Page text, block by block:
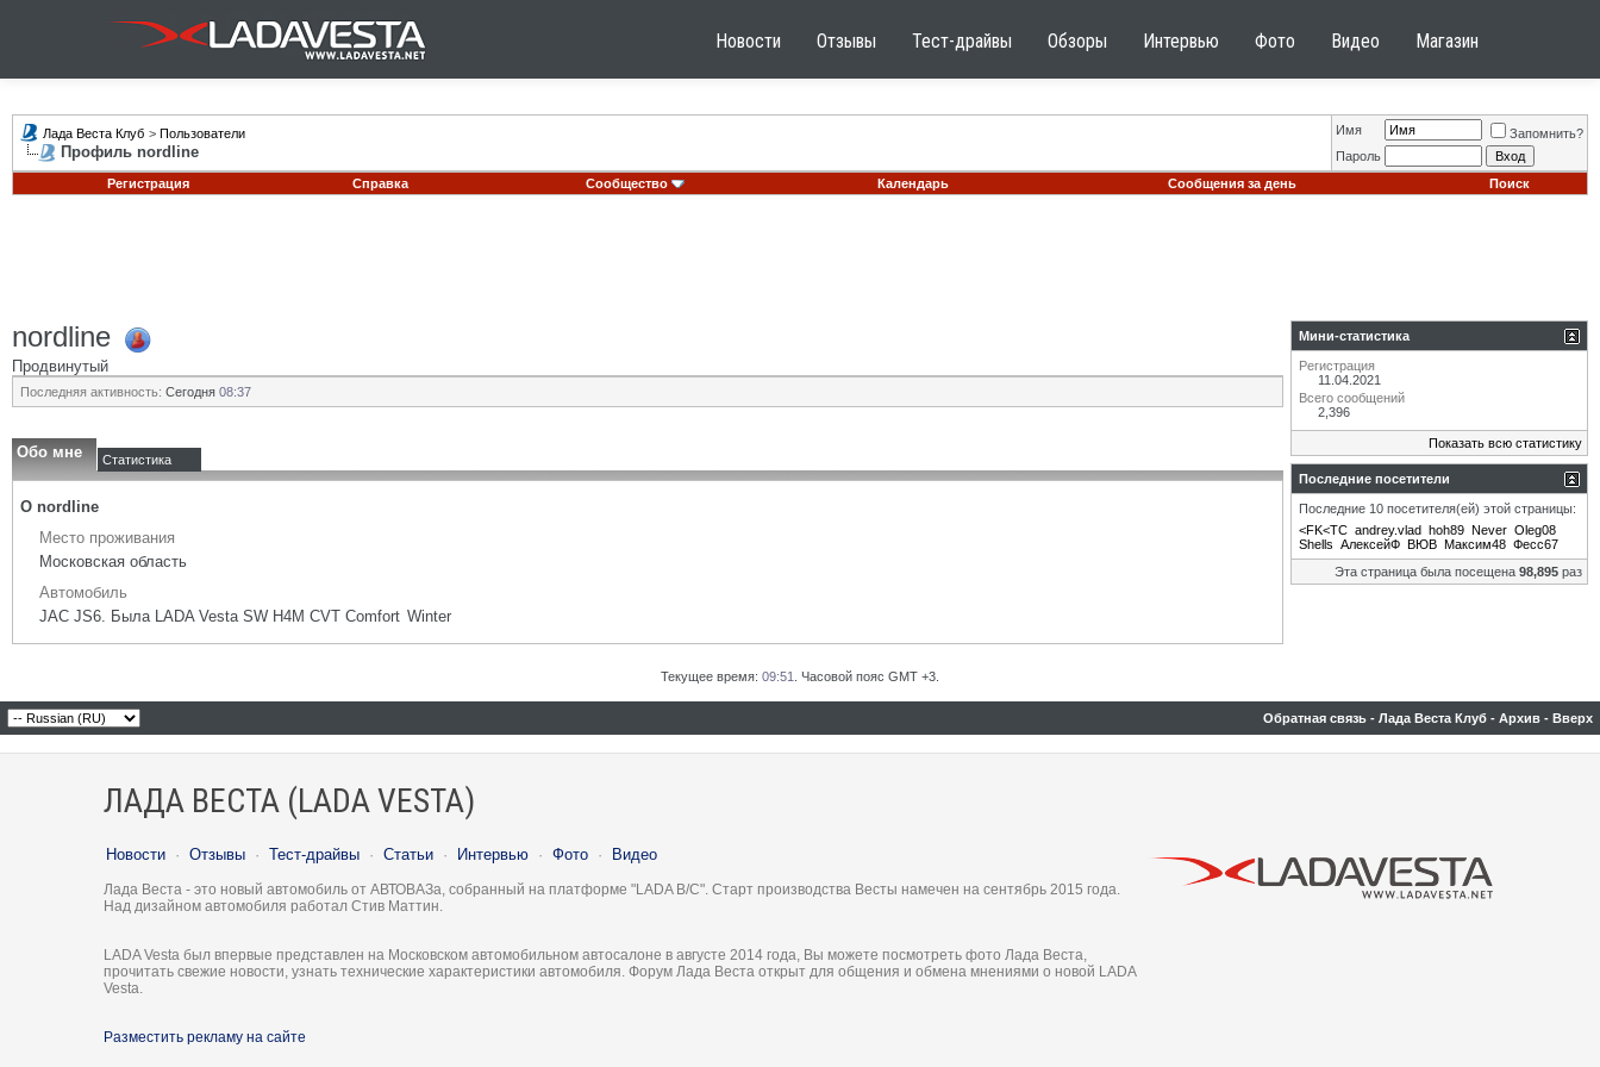
Новости Отзывы Тест-драйвы Обзоры Интервью Фото Видео Магазин
Лада Веста Клуб > Пользователи
Профиль nordline
Имя
Запомнить?
Пароль
Регистрация
Справка Сообщество Календарь Сообщения за день Поиск
nordline
Продвинутый
Последняя активность: Сегодня 08:37
Обо мне Статистика
О nordline
Место проживания
Московская область
Автомобиль
JAC JS6. Была LADA Vesta SW H4M CVT Comfort Winter
Мини-статистика
Регистрация
11.04.2021
Всего сообщений
2,396
Показать всю статистику
Последние посетители
Последние 10 посетителя(ей) этой страницы:
<FK<TC andrey.vlad hoh89 Never Oleg08
Shells АлексейФ ВЮВ Максим48 Фесс67
Эта страница была посещена 98,895 раз
Текущее время: 09:51 . Часовой пояс GMT +3.
Обратная связь - Лада Веста Клуб - Архив - Вверх
ЛАДА ВЕСТА (LADA VESTA)
Новости · Отзывы · Тест-драйвы · Статьи · Интервью · Фото · Видео
Лада Веста - это новый автомобиль от АВТОВАЗа, собранный на платформе "LADA B/C". Старт производства Весты намечен на сентябрь 2015 года.
Над дизайном автомобиля работал Стив Маттин.
LADA Vesta был впервые представлен на Московском автомобильном автосалоне в августе 2014 года, Вы можете посмотреть фото Лада Веста,
прочитать свежие новости, узнать технические характеристики автомобиля. Форум Лада Веста открыт для общения и обмена мнениями о новой LADA
Vesta.
Разместить рекламу на сайте